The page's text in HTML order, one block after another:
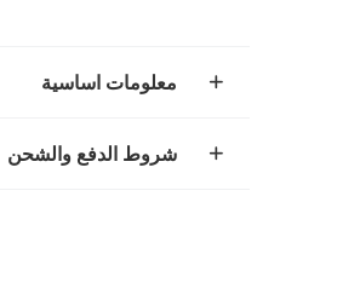
معلومات اساسية
شروط الدفع والشحن